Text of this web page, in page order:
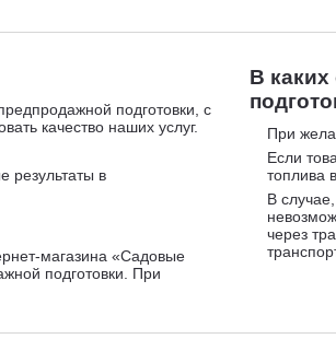
подготовки, с
качество наших услуг.
результаты в
магазина «Садовые
подготовки. При
В
При
Если
топлива
В
через